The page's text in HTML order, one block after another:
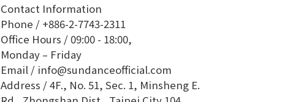
Contact Information
Phone / +886-2-7743-2311
Office Hours / 09:00 - 18:00,
Monday – Friday
Email / info@sundanceofficial.com
Address / 4F., No. 51, Sec. 1, Minsheng E.